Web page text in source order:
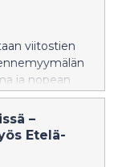
viitostien
ja nopean
on myös
–
Etelä-